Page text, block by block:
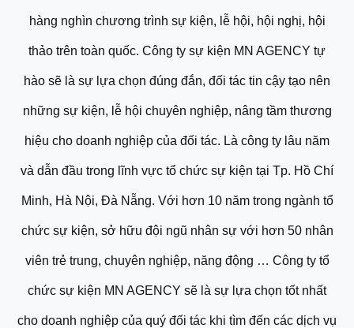
hàng nghìn chương trình sự kiện, lễ hội, hội nghị, hội
thảo trên toàn quốc. Công ty sự kiện MN AGENCY tự
hào sẽ là sự lựa chọn đúng đắn, đối tác tin cậy tạo nên
những sự kiện, lễ hội chuyên nghiệp, nâng tầm thương
hiệu cho doanh nghiệp của đối tác. Là công ty lâu năm
và dẫn đầu trong lĩnh vực tổ chức sự kiện tại Tp. Hồ Chí
Minh, Hà Nội, Đà Nẵng. Với hơn 10 năm trong ngành tổ
chức sự kiện, sở hữu đội ngũ nhân sự với hơn 50 nhân
viên trẻ trung, chuyên nghiệp, năng động … Công ty tổ
chức sự kiện MN AGENCY sẽ là sự lựa chọn tốt nhất
cho doanh nghiệp của quý đối tác khi tìm đến các dịch vụ